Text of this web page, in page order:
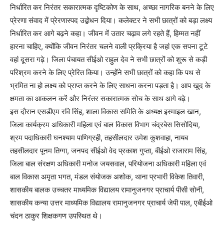
निर्धारित कर निरंतर सकारात्मक दृष्टिकोण के साथ, अच्छा नागरिक बनने के लिए
प्रेरणा संवाद में प्रेरणास्पद उद्बोधन दिया। कलेक्टर ने सभी छात्रों को बड़ा लक्ष्य
निर्धारित कर आगे बढ़ने कहा। जीवन में उतार चढ़ाव लगे रहते हैं, हिम्मत नहीं
हारना चाहिए, क्योंकि जीवन निरंतर चलने वाली प्रक्रिया है जहां एक सपना टूटे
वहां दूसरा गढ़े। जिला पंचायत सीईओ राहुल देव ने सभी छात्रों को शुरू से कड़ी
परिश्रम करने के लिए प्रेरित किया। उन्होंने सभी छात्रों को कहा कि पथ से
भ्रमित ना हो लक्ष्य को प्राप्त करने के लिए साधना करना पड़ता है। आप खुद के
क्षमता का आकलन करें और निरंतर सकारात्मक सोच के साथ आगे बढ़े।
इस दौरान एसडीएम रवि सिंह, शाला विकास समिति के अध्यक्ष इस्माइल खान,
जिला कार्यक्रम अधिकारी महिला एवं बाल विकास विभाग चंद्रबेस सिसोदिया,
श्रम पदाधिकारी घनश्याम पाणिग्रही, तहसीलदार उमेश कुशवाहा, नायब
तहसीलदार पूनम तिग्गा, जनपद सीईओ वेद प्रकाश गुप्ता, बीईओ राजाराम सिंह,
जिला बाल संरक्षण अधिकारी मनोज जयसवाल, परियोजना अधिकारी महिला एवं
बाल विकास अमृता भगत, मंडल संयोजक अशोक, थाना प्रभारी विकेश तिवारी,
शासकीय बालक उच्चतर माध्यमिक विद्यालय रामानुजनगर प्राचार्य पीसी सोनी,
शासकीय कन्या उत्तर माध्यमिक विद्यालय रामानुजनगर प्राचार्य जेपी पाल, एबीईओ
चंदन ठाकुर शिक्षकगण उपस्थित थे।